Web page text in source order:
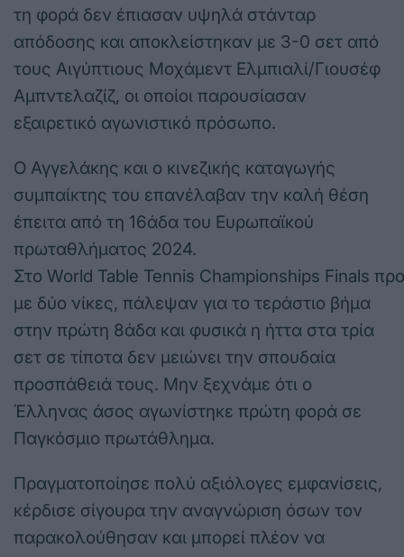
τη φορά δεν έπιασαν υψηλά στάνταρ
απόδοσης και αποκλείστηκαν με 3-0 σετ από
τους Αιγύπτιους Μοχάμεντ Ελμπιαλί/Γιουσέφ
Αμπντελαζίζ, οι οποίοι παρουσίασαν
εξαιρετικό αγωνιστικό πρόσωπο.
Ο Αγγελάκης και ο κινεζικής καταγωγής
συμπαίκτης του επανέλαβαν την καλή θέση
έπειτα από τη 16άδα του Ευρωπαϊκού
πρωταθλήματος 2024.
Στο World Table Tennis Championships Finals
με δύο νίκες, πάλεψαν για το τεράστιο βήμα
στην πρώτη 8άδα και φυσικά η ήττα στα τρία
σετ σε τίποτα δεν μειώνει την σπουδαία
προσπάθειά τους. Μην ξεχνάμε ότι ο
Έλληνας άσος αγωνίστηκε πρώτη φορά σε
Παγκόσμιο πρωτάθλημα.
Πραγματοποίησε πολύ αξιόλογες εμφανίσεις,
κέρδισε σίγουρα την αναγνώριση όσων τον
παρακολούθησαν και μπορεί πλέον να